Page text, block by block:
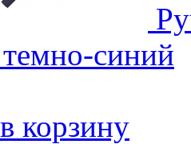
синий
корзину